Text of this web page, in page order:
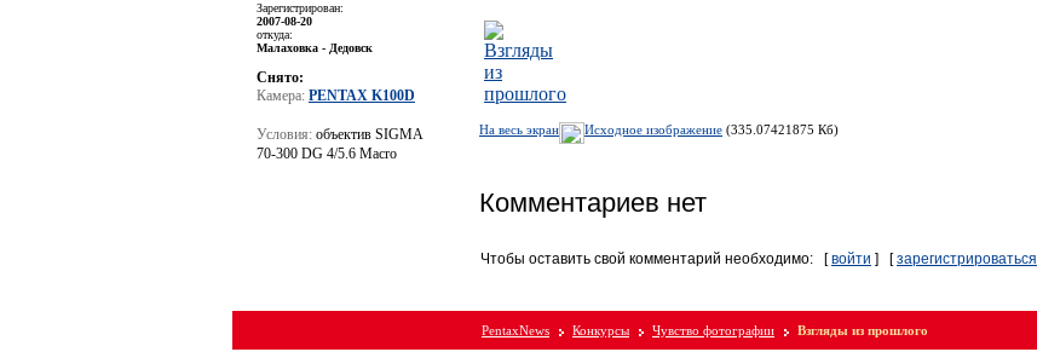
Зарегистрирован:
2007-08-20
откуда:
Малаховка - Дедовск
Снято:
Камера: PENTAX K100D
Условия: объектив SIGMA
70-300 DG 4/5.6 Macro
На весь экран Исходное изображение (335.07421875 Кб)
Комментариев нет
Чтобы оставить свой комментарий необходимо: [войти ] [зарегистрироваться
PentaxNews Конкурсы Чувство фотографии Взгляды из прошлого